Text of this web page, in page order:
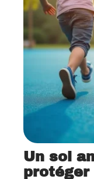
Un sol
protéger